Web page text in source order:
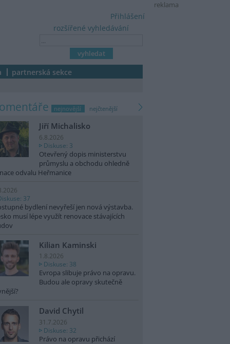
reklama
rozšířené vyhledávání
Přihlášení
partnerská sekce
nejnovější nejčtenější
Jiří Michalisko
6.8.2026
Diskuse: 3
Otevřený dopis ministerstvu
průmyslu a obchodu ohledně
odvalu Heřmanice
37
bydlení nevyřeší jen nová výstavba.
musí lépe využít renovace stávajících
Kilian Kaminski
1.8.2026
Diskuse: 38
Evropa slibuje právo na opravu.
Budou ale opravy skutečně
David Chytil
31.7.2026
Diskuse: 32
Právo na opravu přichází